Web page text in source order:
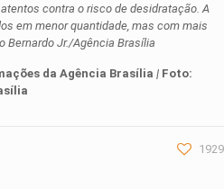
contra o risco de desidratação. A
em menor quantidade, mas com mais
Bernardo Jr./Agência Brasília
d aAgência Brasília | Foto:
1929